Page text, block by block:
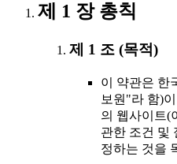
제 1 장 총칙
제 1 조 (목적)
이 약관은 한
보원"라 함)
의 웹사이트(
관한 조건 및
정하는 것을